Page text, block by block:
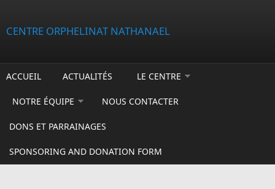
CENTRE ORPHELINAT NATHANAEL
ACCUEIL ACTUALITÉS LE CENTRE
NOTRE ÉQUIPE NOUS CONTACTER
DONS ET PARRAINAGES
SPONSORING AND DONATION FORM